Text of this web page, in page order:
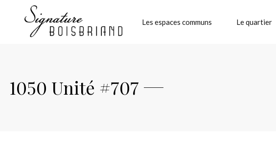
Les espaces communs Le quartier
1050 Unité #707